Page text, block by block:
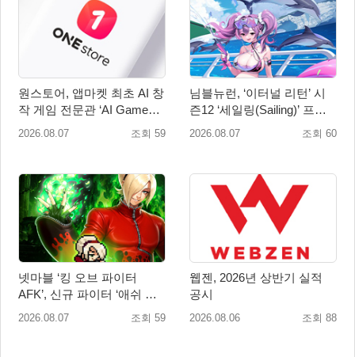
원스토어, 앱마켓 최초 AI 창
작 게임 전문관 ‘AI Games’
오픈
2026.08.07 조회 59
님블뉴런, ‘이터널 리턴’ 시
즌12 ‘세일링(Sailing)’ 프리
시즌 시작
2026.08.07 조회 60
넷마블 ‘킹 오브 파이터
AFK’, 신규 파이터 ‘애쉬 크
림존’ 업데이트
2026.08.07 조회 59
웹젠, 2026년 상반기 실적
공시
2026.08.06 조회 88